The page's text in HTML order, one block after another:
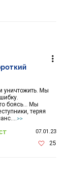
уничтожить. Мы
боясь... Мы
теряя
>>
07.01.23
25